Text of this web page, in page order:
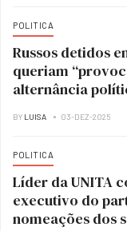
POLITICA
Russos detidos
queriam
alternância
BY LUISA 03-DEZ-2025
POLITICA
Líder da UNITA
executivo do
nomeações dos